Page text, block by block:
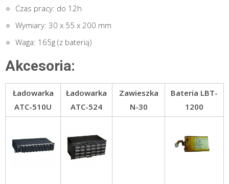
Czas pracy: do 12h
Wymiary: 30 x 55 x 200 mm
Waga: 165g (z baterią)
Akcesoria:
Ładowarka
ATC-510U
Ładowarka
ATC-524
Zawieszka
N-30
Bateria LBT-
1200